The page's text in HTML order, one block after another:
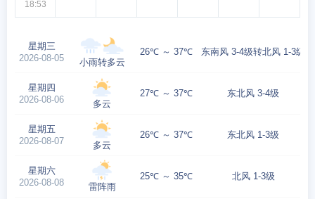
18:53
星期三
2026-08-05
小雨转多云
26℃ ～ 37℃ 东南风 3-4级转北风 1-3级
星期四
2026-08-06
多云
27℃ ～ 37℃ 东北风 3-4级
星期五
2026-08-07
多云
26℃ ～ 37℃ 东北风 1-3级
星期六
2026-08-08
雷阵雨
25℃ ～ 35℃ 北风 1-3级